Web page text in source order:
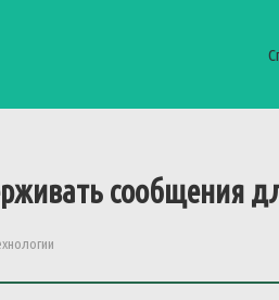
сообщения